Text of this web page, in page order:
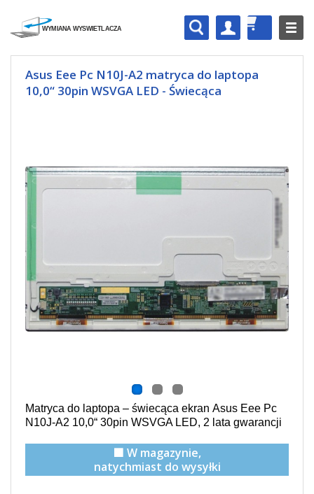
Asus Eee Pc N10J-A2 matryca do laptopa
10,0“ 30pin WSVGA LED - Świecąca
Matryca do laptopa – świecąca ekran Asus Eee Pc
N10J-A2 10,0“ 30pin WSVGA LED, 2 lata gwarancji
🟩 W magazynie,
natychmiast do wysyłki